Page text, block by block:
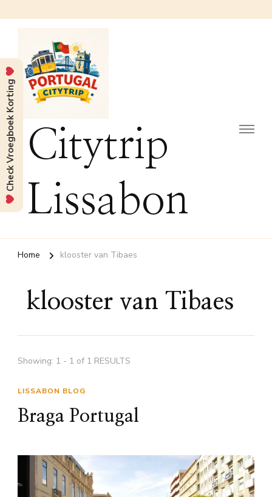
Citytrip
Lissabon
Home klooster van Tibaes
klooster van Tibaes
Showing: 1 - 1 of 1 RESULTS
LISSABON BLOG
Braga Portugal
Check Vroegboek Korting